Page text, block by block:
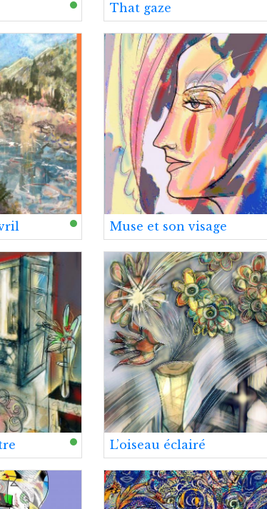
That gaze
Muse et son visage
L’oiseau éclairé